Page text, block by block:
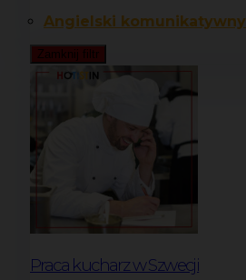
Angielski komunikatywny
Zamknij filtr
Praca kucharz w Szwecji